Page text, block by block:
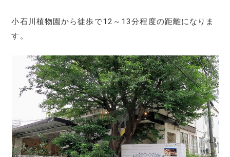
小石川植物園から徒歩で12～13分程度の距離になりま
す。